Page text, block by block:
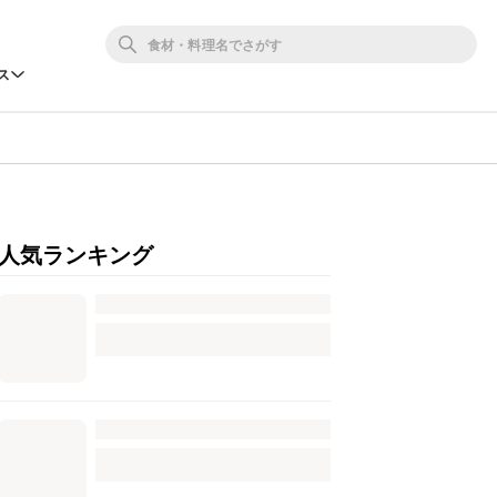
人気ランキング